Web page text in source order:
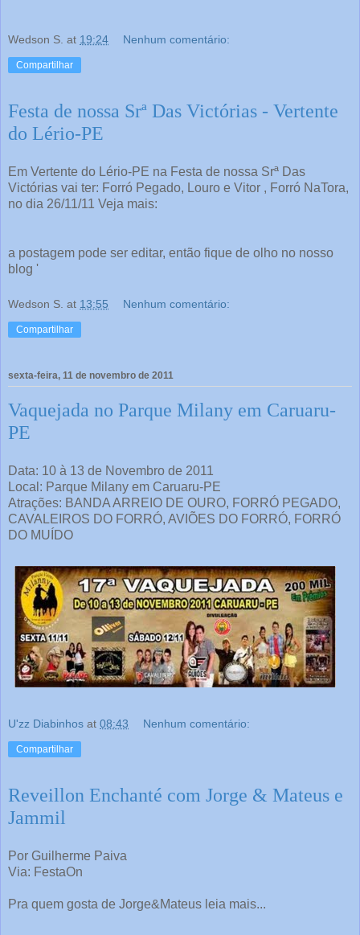
Wedson S. at 19:24 Nenhum comentário:
Compartilhar
Festa de nossa Srª Das Victórias - Vertente
do Lério-PE
Em Vertente do Lério-PE na Festa de nossa Srª Das
Victórias vai ter: Forró Pegado, Louro e Vitor , Forró NaTora,
no dia 26/11/11 Veja mais:
a postagem pode ser editar, então fique de olho no nosso
blog '
Wedson S. at 13:55 Nenhum comentário:
Compartilhar
sexta-feira, 11 de novembro de 2011
Vaquejada no Parque Milany em Caruaru-
PE
Data: 10 à 13 de Novembro de 2011
Local: Parque Milany em Caruaru-PE
Atrações: BANDA ARREIO DE OURO, FORRÓ PEGADO,
CAVALEIROS DO FORRÓ, AVIÕES DO FORRÓ, FORRÓ
DO MUÍDO
U'zz Diabinhos at 08:43 Nenhum comentário:
Compartilhar
Reveillon Enchanté com Jorge & Mateus e
Jammil
Por Guilherme Paiva
Via: FestaOn
Pra quem gosta de Jorge&Mateus leia mais...